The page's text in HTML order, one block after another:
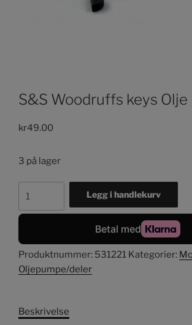
S&S Woodruffs keys
kr49.00
3 på lager
Woodruffs
keys
pumpe
Legg i handlekurv
Produktnummer: 531221 Kategorier:
Oljepumpe/deler
Beskrivelse